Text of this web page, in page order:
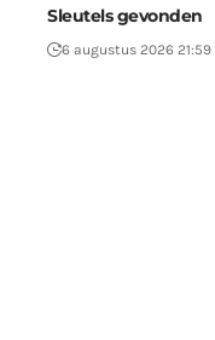
Sleutels gevonden
6 augustus 2026 21:59